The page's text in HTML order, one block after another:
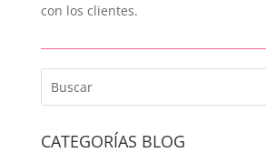
con los clientes.
CATEGORÍAS BLOG